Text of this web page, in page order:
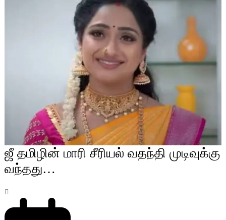
ஜீ தமிழின் மாரி சீரியல் வதந்தி முடிவுக்கு
வந்தது…